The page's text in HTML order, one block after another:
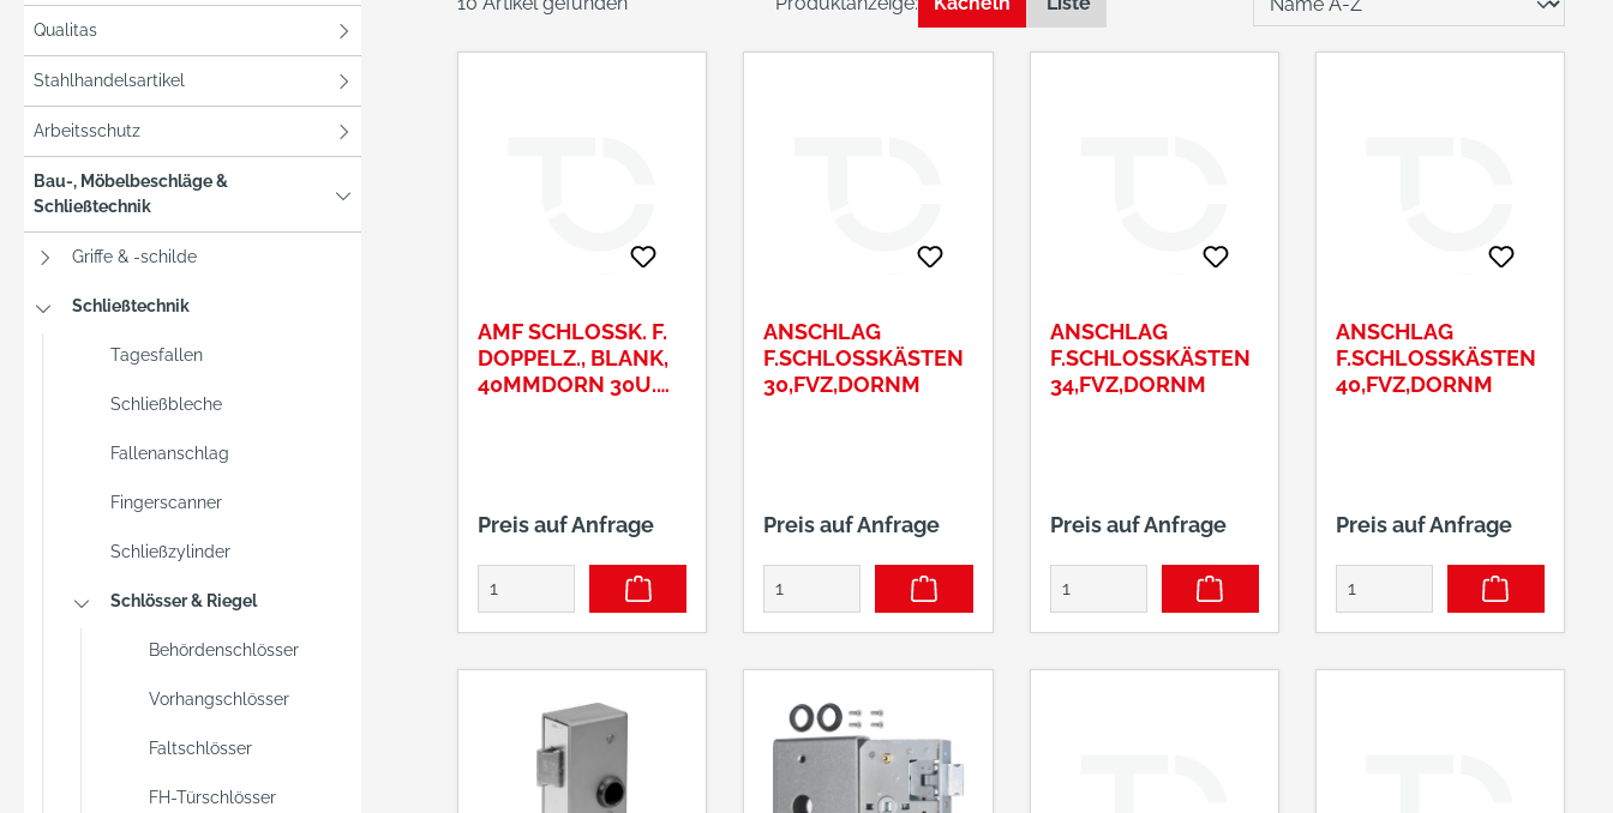
Qualitas
Stahlhandelsartikel
Arbeitsschutz
Bau-, Möbelbeschläge &
Schließtechnik
Griffe & -schilde
Schließtechnik
Tagesfallen
Schließbleche
Fallenanschlag
Fingerscanner
Schließzylinder
Schlösser & Riegel
Behördenschlösser
Vorhangschlösser
Faltschlösser
FH-Türschlösser
AMF SCHLOSSK. F.
DOPPELZ., BLANK,
40MMDORN 30U.
Preis auf Anfrage
ANSCHLAG
F.SCHLOSSKÄSTEN
30,FVZ,DORNM
Preis auf Anfrage
ANSCHLAG
F.SCHLOSSKÄSTEN
34,FVZ,DORNM
Preis auf Anfrage
ANSCHLAG
F.SCHLOSSKÄSTEN
40,FVZ,DORNM
Preis auf Anfrage